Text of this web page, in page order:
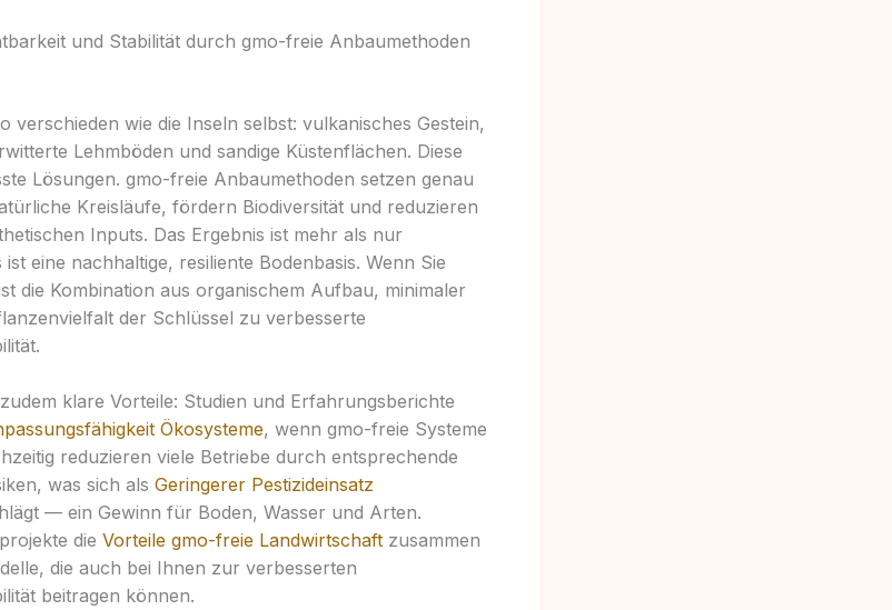
und Stabilität durch gmo-freie Anbaumethoden
verschieden wie die Inseln selbst: vulkanisches Gestein,
Lehmböden und sandige Küstenflächen. Diese
Lösungen. gmo-freie Anbaumethoden setzen genau
Kreisläufe, fördern Biodiversität und reduzieren
Inputs. Das Ergebnis ist mehr als nur
eine nachhaltige, resiliente Bodenbasis. Wenn Sie
die Kombination aus organischem Aufbau, minimaler
der Schlüssel zu verbesserte
klare Vorteile: Studien und Erfahrungsberichte
Ökosysteme, wenn gmo-freie Systeme
reduzieren viele Betriebe durch entsprechende
was sich als Geringerer Pestizideinsatz
— ein Gewinn für Boden, Wasser und Arten.
die Vorteile gmo-freie Landwirtschaft zusammen
die auch bei Ihnen zur verbesserten
beitragen können.